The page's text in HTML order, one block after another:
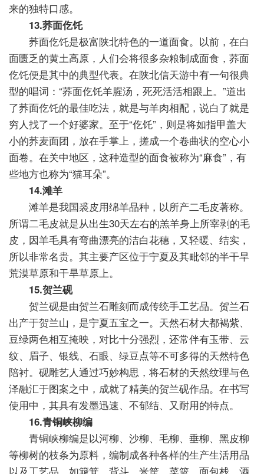
来的独特口感。
13.荞面仡饦
荞面仡饦是极富陕北特色的一道面食。以前，在白
面匮乏的黄土高原，人们会将很多杂粮制成面食，荞面
仡饦便是其中的典型代表。在陕北信天游中有一句很典
型的唱词：“荞面仡饦羊腥汤，死死活活相跟上。”道出
了荞面仡饦的最佳吃法，就是与羊肉相配，说白了就是
穷人找了一个好婆家。至于“仡饦”，则是将如指甲盖大
小的荞麦面团，放在手掌上，搓成一个卷曲状的空心小
面卷。在关中地区，这种造型的面食被称为“麻食”，有
些地方也称为“猫耳朵”。
14.滩羊
滩羊是我国裘皮用绵羊品种，以所产二毛皮著称。
所谓二毛皮就是从出生30天左右的羔羊身上所宰剥的毛
皮，因羊毛具有弯曲漂亮的洁白花穗，又轻暖、结实，
所以非常名贵。其主要产区位于宁夏及其毗邻的半干旱
荒漠草原和干旱草原上。
15.贺兰砚
贺兰砚是由贺兰石雕刻而成传统手工艺品。贺兰石
出产于贺兰山，是宁夏五宝之一。天然石材大都褐紫、
豆绿两色相互掩映，对比十分强烈，还常伴有玉带、云
纹、眉子、银线、石眼、绿豆点等不可多得的天然特色
陪衬。砚雕艺人通过巧妙构思，将石材的天然纹理与色
泽融汇于图案之中，成就了精美的贺兰砚作品。在书写
使用中，其具有发墨迅速、不郁结、又耐用的特点。
16.青铜峡柳编
青铜峡柳编是以河柳、沙柳、毛柳、垂柳、黑皮柳
等柳树的枝条为原料，编制成各种各样的生产生活用品
以及工艺品，如簸箕、背斗、米筐、菜篮、面包栈、酒